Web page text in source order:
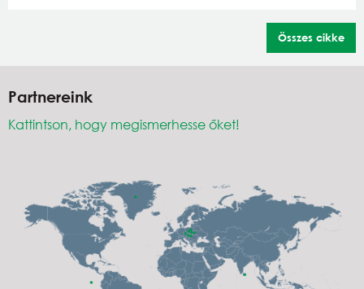
Összes cikke
Partnereink
Kattintson, hogy megismerhesse őket!